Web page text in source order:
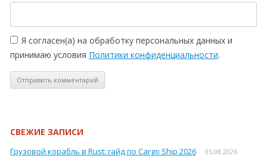
Я согласен(а) на обработку персональных данных и
принимаю условия Политики конфиденциальности.
СВЕЖИЕ ЗАПИСИ
Грузовой корабль в Rust: гайд по Cargo Ship 2026 05.08.2026